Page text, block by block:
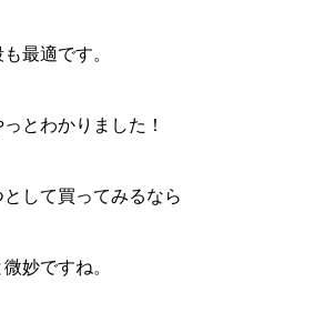
最適です。
とわかりました！
して買ってみるなら
妙ですね。